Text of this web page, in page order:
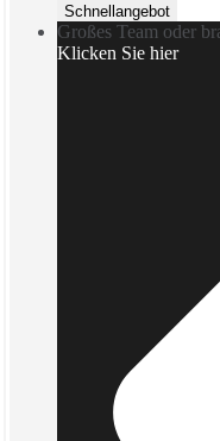
Schnellangebot
Großes Team oder
Klicken Sie hier